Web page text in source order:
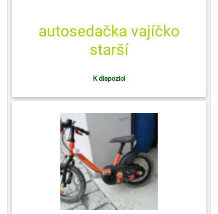
autosedačka vajíčko
starší
K dispozici